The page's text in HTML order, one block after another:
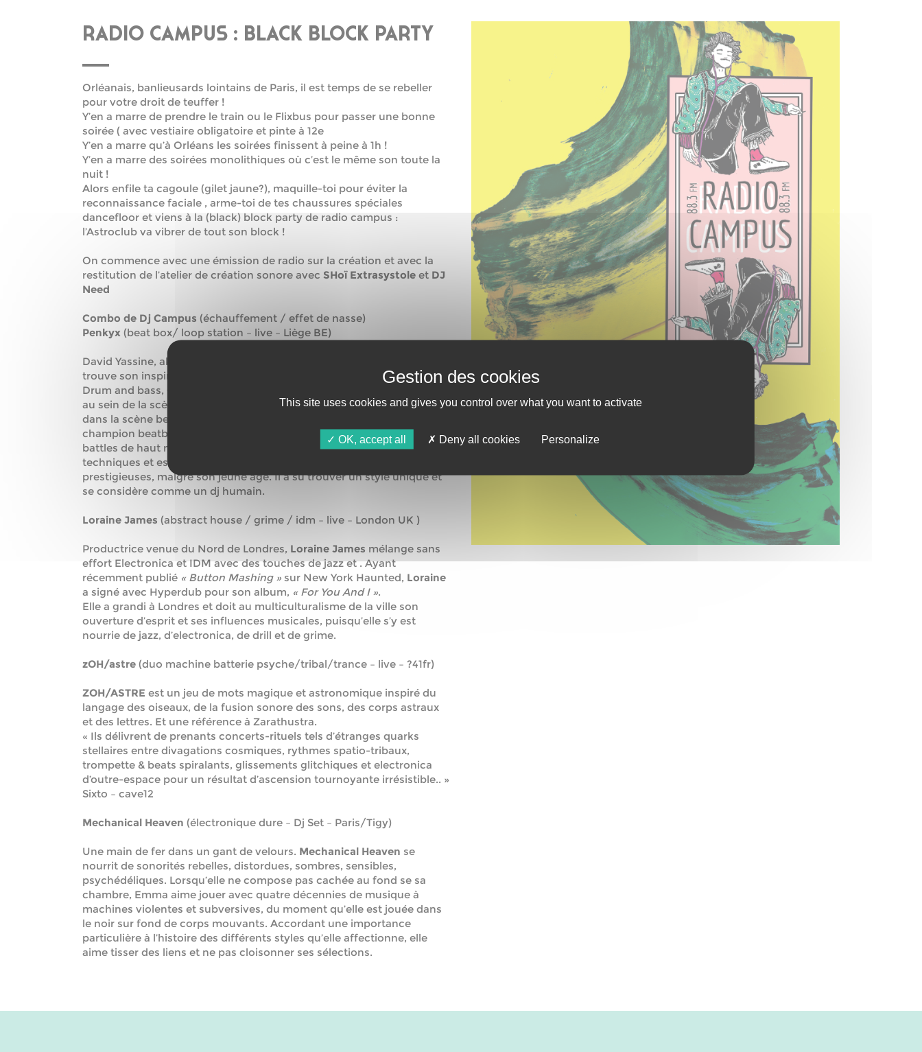
RADIO CAMPUS : BLACK BLOCK PARTY
Orléanais, banlieusards lointains de Paris, il est temps de se rebeller
pour votre droit de teuffer !
Y’en a marre de prendre le train ou le Flixbus pour passer une bonne
soirée ( avec vestiaire obligatoire et pinte à 12e
Y’en a marre qu’à Orléans les soirées finissent à peine à 1h !
Y’en a marre des soirées monolithiques où c’est le même son toute la
nuit !
Alors enfile ta cagoule (gilet jaune?), maquille-toi pour éviter la
reconnaissance faciale , arme-toi de tes chaussures spéciales
dancefloor et viens à la (black) block party de radio campus :
l’Astroclub va vibrer de tout son block !
On commence avec une émission de radio sur la création et avec la
restitution de l’atelier de création sonore avec SHoï Extrasystole et DJ
Need
Combo de Dj Campus (échauffement / effet de nasse)
Penkyx (beat box/ loop station – live – Liège BE)
David Yassine, aka
trouve son inspiration dans les musiques électroniques : Dubstep,
Drum and bass, Glitch hop, Trap… Il a commencé par jouer à Liège (BE),
au sein de la scène électronique underground, et s’est fait un nom
dans la scène beatbox notamment en gagnant le titre de vice
champion beatbix/loopstation en 2015. Il évolue désormais dans les
battles de haut niveau, est aujourd’hui l’un des loopers les plus
techniques et est invité comme jury pour les compétitions les plus
prestigieuses, malgré son jeune âge. Il a su trouver un style unique et
se considère comme un dj humain.
Loraine James (abstract house / grime / idm – live – London UK )
Productrice venue du Nord de Londres, Loraine James mélange sans
effort Electronica et IDM avec des touches de jazz et . Ayant
récemment publié « Button Mashing » sur New York Haunted, Loraine
a signé avec Hyperdub pour son album, « For You And I ».
Elle a grandi à Londres et doit au multiculturalisme de la ville son
ouverture d’esprit et ses influences musicales, puisqu’elle s’y est
nourrie de jazz, d’electronica, de drill et de grime.
zOH/astre (duo machine batterie psyche/tribal/trance – live – ?41fr)
ZOH/ASTRE est un jeu de mots magique et astronomique inspiré du
langage des oiseaux, de la fusion sonore des sons, des corps astraux
et des lettres. Et une référence à Zarathustra.
« Ils délivrent de prenants concerts-rituels tels d’étranges quarks
stellaires entre divagations cosmiques, rythmes spatio-tribaux,
trompette & beats spiralants, glissements glitchiques et electronica
d’outre-espace pour un résultat d’ascension tournoyante irrésistible.. »
Sixto – cave12
Mechanical Heaven (électronique dure – Dj Set – Paris/Tigy)
Une main de fer dans un gant de velours. Mechanical Heaven se
nourrit de sonorités rebelles, distordues, sombres, sensibles,
psychédéliques. Lorsqu’elle ne compose pas cachée au fond se sa
chambre, Emma aime jouer avec quatre décennies de musique à
machines violentes et subversives, du moment qu’elle est jouée dans
le noir sur fond de corps mouvants. Accordant une importance
particulière à l’histoire des différents styles qu’elle affectionne, elle
aime tisser des liens et ne pas cloisonner ses sélections.
This site uses cookies and gives you control over what you want to activate
OK, accept all Deny all cookies Personalize